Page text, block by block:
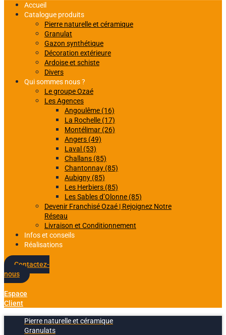
Accueil
Catalogue produits
Pierre naturelle et céramique
Granulat
Gazon synthétique
Décoration extérieure
Ardoise et schiste
Divers
Qui sommes nous ?
Le groupe Ozaé
Les Agences
Angoulême (16)
La Rochelle (17)
Montélimar (26)
Angers (49)
Laval (53)
Challans (85)
Chantonnay (85)
Aubigny (85)
Les Herbiers (85)
Les Sables d’Olonne (85)
Devenir Franchisé Ozaé | Rejoignez Notre
Réseau
Livraison et Conditionnement
Infos et conseils
Réalisations
Contactez-
nous
Espace
Client
Pierre naturelle et céramique
Granulats